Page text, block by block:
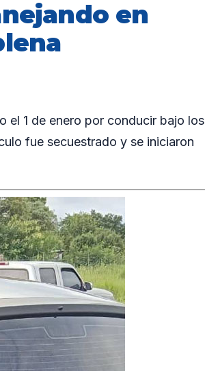
en
el 1 de enero por conducir bajo los
fue secuestrado y se iniciaron